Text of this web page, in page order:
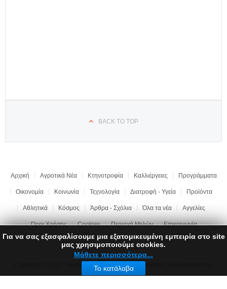
BACK TO TOP
Αρχική Αγροτικά Νέα Κτηνοτροφία Καλλιέργειες Προγράμματα
Οικονομία Κοινωνία Τεχνολογία Διατροφή - Υγεία Προϊόντα
Αθλητικά Κόσμος Άρθρα - Σχόλια Όλα τα νέα Αγγελίες
Όροι Χρήσης Cookies Περιοχή Μελών Επικοινωνία
Copyright © 2017 "Ημαθιώτικη Γη" | All rights reserved | Development by
LEONweb
Για να σας εξασφαλίσουμε μια εξατομικευμένη εμπειρία στο site
μας χρησιμοποιούμε cookies.
Μάθετε περισσότερα...
Το κατάλαβα